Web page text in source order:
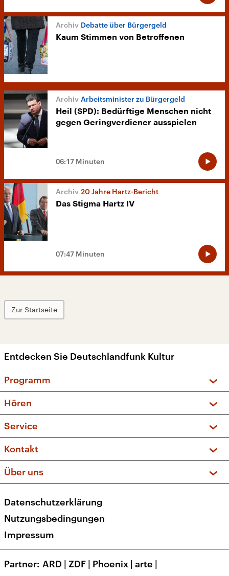
Debatte über Bürgergeld
Kaum Stimmen von Betroffenen
Arbeitsminister zu Bürgergeld
Heil (SPD): Bedürftige Menschen nicht
gegen Geringverdiener ausspielen
06:17 Minuten
20 Jahre Hartz-Bericht
Das Stigma Hartz IV
07:47 Minuten
Zur Startseite
Entdecken Sie Deutschlandfunk Kultur
Programm
Sendungen und Podcasts
Musikliste
Kakadu – Das Kinderprogramm
Hören
Frequenzen (UKW + DAB+)
Service
FAQ
Apps
Newsletter
Kontakt
Social Media
Über uns
Presse
Karriere
Transparenz
Datenschutzerklärung
Nutzungsbedingungen
Impressum
Partner ARD | ZDF | Phoenix | arte |